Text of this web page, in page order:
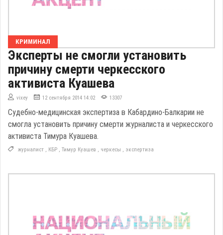
КРИМИНАЛ
Эксперты не смогли установить
причину смерти черкесского
активиста Куашева
vixey 12 сентября 2014 14:02 13307
Судебно-медицинская экспертиза в Кабардино-Балкарии не
смогла установить причину смерти журналиста и черкесского
активиста Тимура Куашева.
журналист , КБР , Тимур Куашев , черкесы , экспертиза